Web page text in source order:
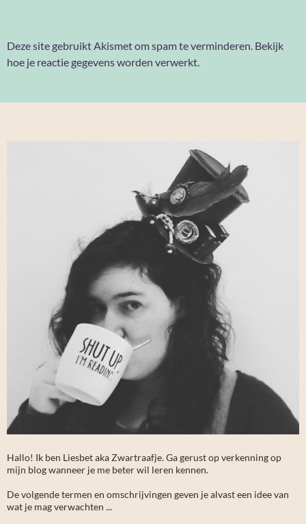
Deze site gebruikt Akismet om spam te verminderen. Bekijk
hoe je reactie gegevens worden verwerkt.
Hallo! Ik ben Liesbet aka Zwartraafje. Ga gerust op verkenning op
mijn blog wanneer je me beter wil leren kennen.
De volgende termen en omschrijvingen geven je alvast een idee van
wat je mag verwachten ...